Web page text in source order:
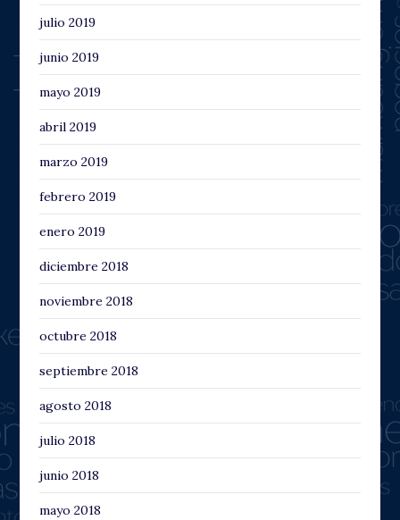
julio 2019
junio 2019
mayo 2019
abril 2019
marzo 2019
febrero 2019
enero 2019
diciembre 2018
noviembre 2018
octubre 2018
septiembre 2018
agosto 2018
julio 2018
junio 2018
mayo 2018